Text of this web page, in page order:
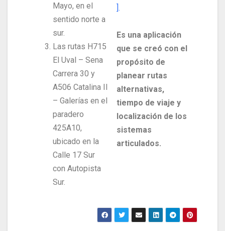
Mayo, en el
sentido norte a
sur.
Las rutas H715
El Uval – Sena
Carrera 30 y
A506 Catalina II
– Galerías en el
paradero
425A10,
ubicado en la
Calle 17 Sur
con Autopista
Sur.
].
Es una aplicación
que se creó con el
propósito de
planear rutas
alternativas,
tiempo de viaje y
localización de los
sistemas
articulados.